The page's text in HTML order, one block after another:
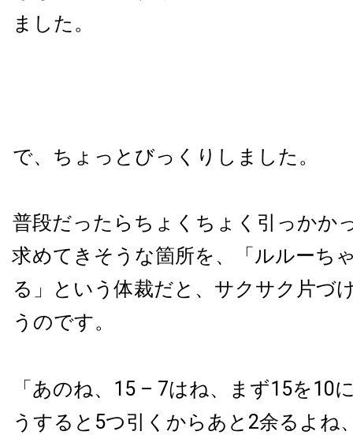
ました。
で、ちょっとびっくりしました。
普段だったらちょくちょく引っかか
求めてきそうな箇所を、「ルルーち
る」という体裁だと、サクサク片づ
うのです。
「あのね、15 – 7はね、まず15を10
うすると5つ引くからあと2余るよね